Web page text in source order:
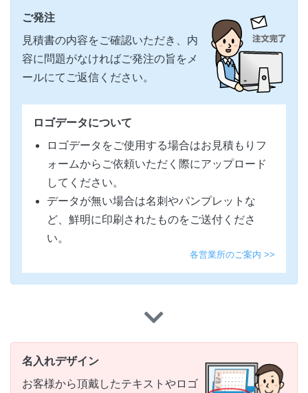
ご発注
見積書の内容をご確認いただき、内
容に問題がなければご発注の旨をメ
ールにてご返信ください。
ロゴデータについて
ロゴデータをご使用する場合はお見積もりフ
ォームからご依頼いただく際にアップロード
してください。
データが無い場合は名刺やパンプレットな
ど、鮮明に印刷されたものをご送付くださ
い。
各営業所のご案内 >>
名入れデザイン
お客様から頂戴したテキストやロゴ